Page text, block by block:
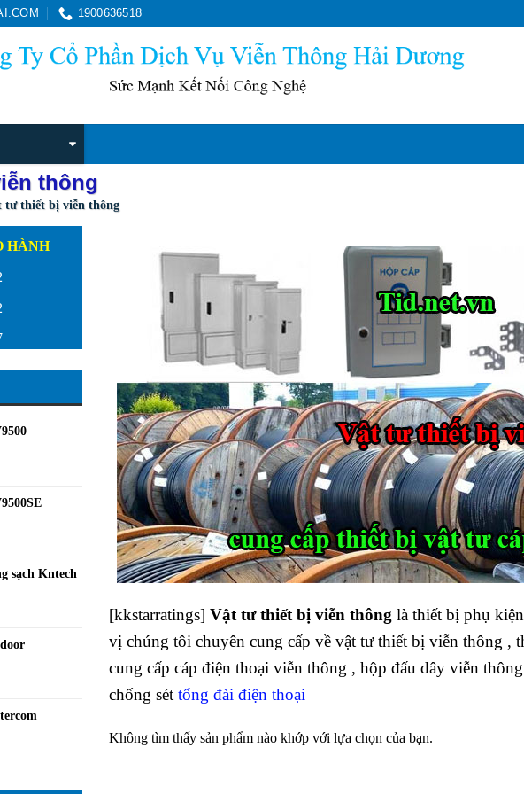
1900636518
thông
tư thiết bị viễn thông
HÀNH
sạch Kntech
[kkstarratings] Vật tư thiết bị viễn thông là thiết bị phụ
vị chúng tôi chuyên cung cấp về vật tư thiết bị viễn thông ,
cung cấp cáp điện thoại viễn thông , hộp đấu dây viễn
chống sét tổng đài điện thoại
Không tìm thấy sản phẩm nào khớp với lựa chọn của bạn.